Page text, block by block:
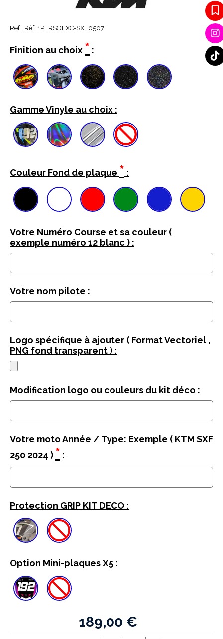
Ref : Réf: 1PERSOEXC-SXF0507
Finition au choix * :
Gamme Vinyle au choix :
Couleur Fond de plaque * :
Votre Numéro Course et sa couleur (
exemple numéro 12 blanc ) :
Votre nom pilote :
Logo spécifique à ajouter ( Format Vectoriel ,
PNG fond transparent ) :
Modification logo ou couleurs du kit déco :
Votre moto Année / Type: Exemple ( KTM SXF
250 2024 ) * :
Protection GRIP KIT DECO :
Option Mini-plaques X5 :
189,00 €